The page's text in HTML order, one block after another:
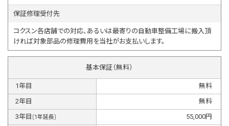
保証修理受付先
コクスン各店舗での対応、あるいは最寄りの自動車整備工場に搬入頂
ければ対象部品の修理費用を当社がお支払いします。
基本保証（無料）
1年目
無料
2年目
無料
3年目 (1年延長) 55,000円